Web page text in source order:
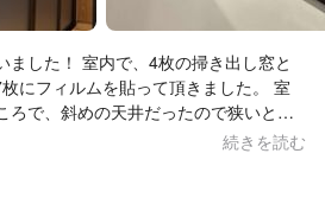
ました！ 室内で、4枚の掃き出し窓と
にフィルムを貼って頂きました。 室
ろで、斜めの天井だったので狭いとこ
窓もあったのですが、ご夫婦でとても
続きを読む